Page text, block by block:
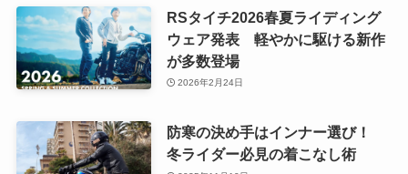
RSタイチ2026春夏ライディング
ウェア発表 軽やかに駆ける新作
が多数登場
2026年2月24日
防寒の決め手はインナー選び！
冬ライダー必見の着こなし術